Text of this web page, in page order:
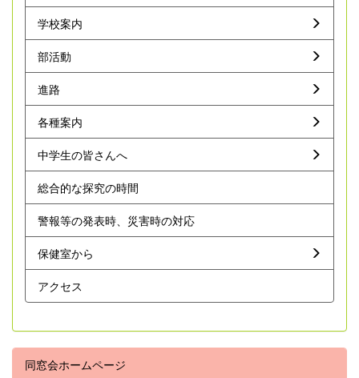
学校案内
部活動
進路
各種案内
中学生の皆さんへ
総合的な探究の時間
警報等の発表時、災害時の対応
保健室から
アクセス
同窓会ホームページ